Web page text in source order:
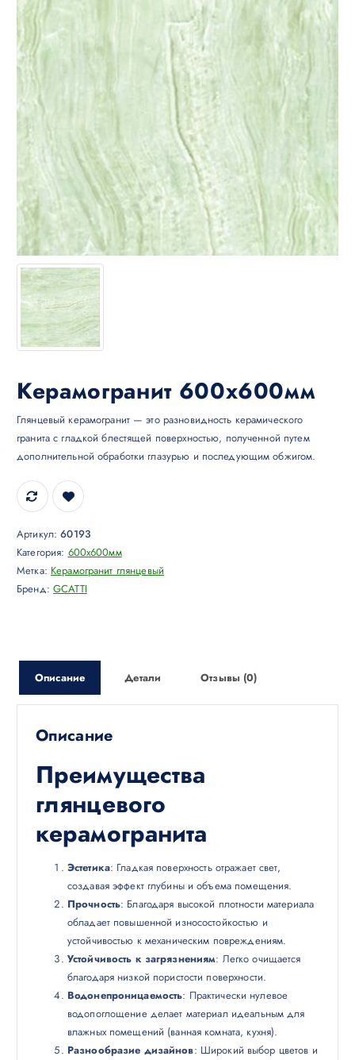
Керамогранит 600х600мм
Глянцевый керамогранит — это разновидность керамического
гранита с гладкой блестящей поверхностью, полученной путем
дополнительной обработки глазурью и последующим обжигом.
Артикул:60193
Категория: 600x600мм
Метка: Керамогранит глянцевый
Бренд:GCATTI
Описание Детали Отзывы (0)
Описание
Преимущества
глянцевого
керамогранита
Эстетика: Гладкая поверхность отражает свет,
создавая эффект глубины и объема помещения.
Прочность: Благодаря высокой плотности материала
обладает повышенной износостойкостью и
устойчивостью к механическим повреждениям.
Устойчивость к загрязнениям: Легко очищается
благодаря низкой пористости поверхности.
Водонепроницаемость: Практически нулевое
водопоглощение делает материал идеальным для
влажных помещений (ванная комната, кухня).
Разнообразие дизайнов: Широкий выбор цветов и